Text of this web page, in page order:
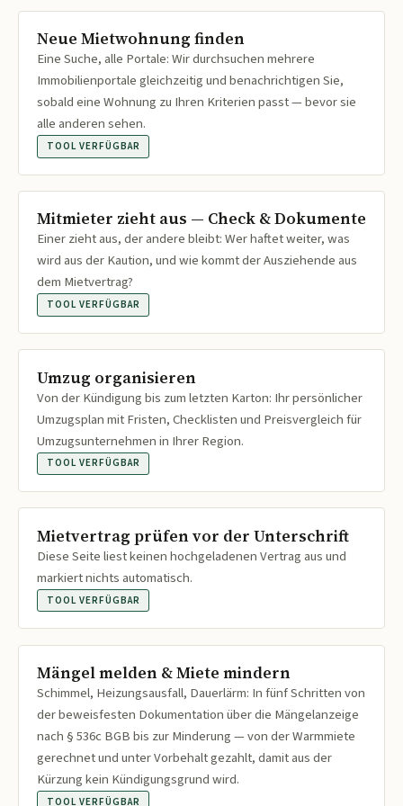
Neue Mietwohnung finden
Eine Suche, alle Portale: Wir durchsuchen mehrere
Immobilienportale gleichzeitig und benachrichtigen Sie,
sobald eine Wohnung zu Ihren Kriterien passt — bevor sie
alle anderen sehen.
TOOL VERFÜGBAR
Mitmieter zieht aus — Check & Dokumente
Einer zieht aus, der andere bleibt: Wer haftet weiter, was
wird aus der Kaution, und wie kommt der Ausziehende aus
dem Mietvertrag?
TOOL VERFÜGBAR
Umzug organisieren
Von der Kündigung bis zum letzten Karton: Ihr persönlicher
Umzugsplan mit Fristen, Checklisten und Preisvergleich für
Umzugsunternehmen in Ihrer Region.
TOOL VERFÜGBAR
Mietvertrag prüfen vor der Unterschrift
Diese Seite liest keinen hochgeladenen Vertrag aus und
markiert nichts automatisch.
TOOL VERFÜGBAR
Mängel melden & Miete mindern
Schimmel, Heizungsausfall, Dauerlärm: In fünf Schritten von
der beweisfesten Dokumentation über die Mängelanzeige
nach § 536c BGB bis zur Minderung — von der Warmmiete
gerechnet und unter Vorbehalt gezahlt, damit aus der
Kürzung kein Kündigungsgrund wird.
TOOL VERFÜGBAR